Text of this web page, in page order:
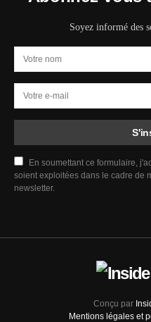
Soyez informé des
En soumettant ce formulaire,
soient exploitées dans le cadre de
newsletter.
Conçu par
Mentions légales et